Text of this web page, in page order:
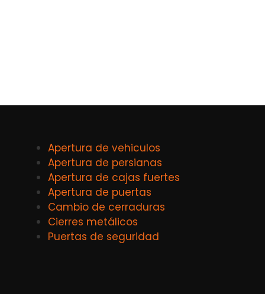
Apertura de vehiculos
Apertura de persianas
Apertura de cajas fuertes
Apertura de puertas
Cambio de cerraduras
Cierres metálicos
Puertas de seguridad